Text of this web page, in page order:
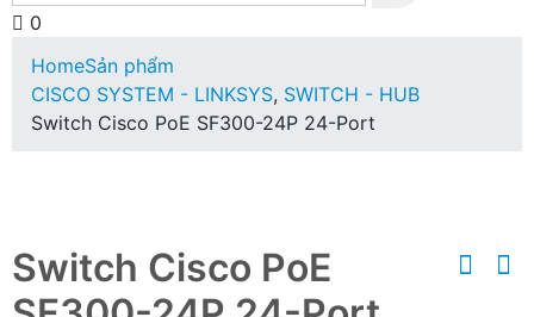
0
HomeSản phẩm
CISCO SYSTEM - LINKSYS, SWITCH - HUB
Switch Cisco PoE SF300-24P 24-Port
Switch Cisco PoE